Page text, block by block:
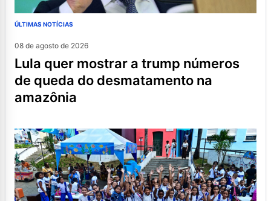
ÚLTIMAS NOTÍCIAS
08 de agosto de 2026
lula quer mostrar a trump números
de queda do desmatamento na
amazônia